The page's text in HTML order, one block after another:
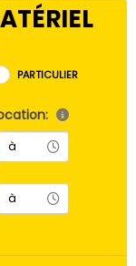
PARTICULIER